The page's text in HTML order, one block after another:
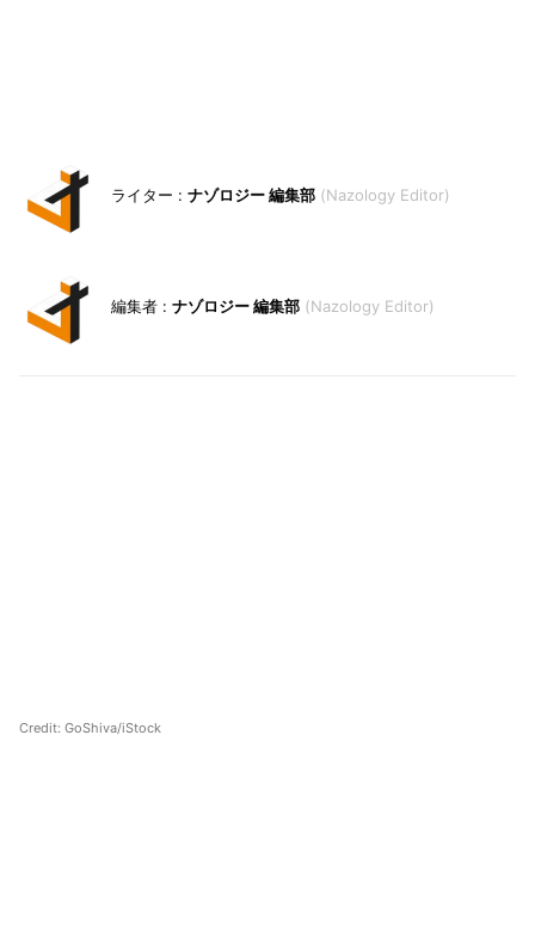
ナゾロジー 編集部 Nazology Editor
ナゾロジー 編集部 Nazology Editor
Credit: GoShiva/iStock